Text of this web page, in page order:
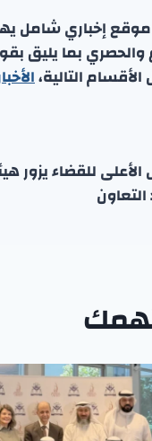
إخباري شامل
والحصري بما يليق
التالية،
للقضاء يزور
تهمك